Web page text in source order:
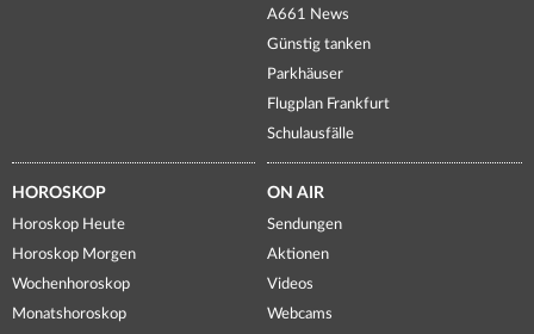
A661 News
Günstig tanken
Parkhäuser
Flugplan Frankfurt
Schulausfälle
HOROSKOP
Horoskop Heute
Horoskop Morgen
Wochenhoroskop
Monatshoroskop
ON AIR
Sendungen
Aktionen
Videos
Webcams